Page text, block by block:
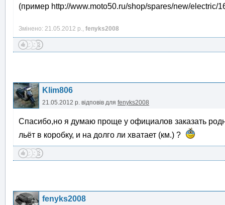
(пример http://www.moto50.ru/shop/spares/new/electric/
Змінено: 21.05.2012 р., fenyks2008
Klim806
21.05.2012 р. відповів для fenyks2008
Спасибо,но я думаю проще у официалов заказать
льёт в коробку, и на долго ли хватает (км.) ?
fenyks2008